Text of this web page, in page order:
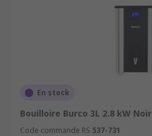
En stock
Bouilloire Burco 3L 2.8 kW Noir
Code commande RS 537-731